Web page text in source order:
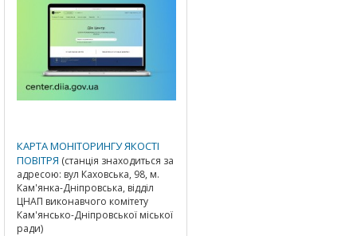
КАРТА МОНІТОРИНГУ ЯКОСТІ
ПОВІТРЯ (станція знаходиться за
адресою: вул Каховська, 98, м.
Кам'янка-Дніпровська, відділ
ЦНАП виконавчого комітету
Кам'янсько-Дніпровської міської
ради)